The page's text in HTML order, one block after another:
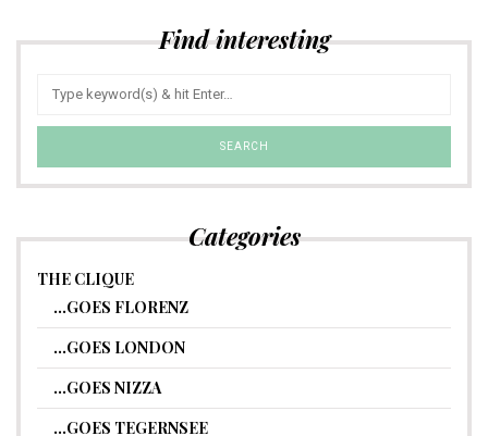
Find interesting
Categories
THE CLIQUE
…GOES FLORENZ
…GOES LONDON
…GOES NIZZA
…GOES TEGERNSEE